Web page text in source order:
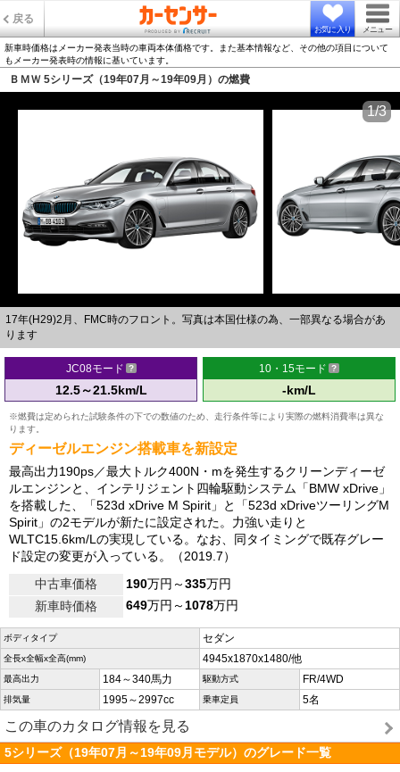
戻る
お気に入り メニュー
新車時価格はメーカー発表当時の車両本体価格です。また基本情報など、その他の項目について
もメーカー発表時の情報に基いています。
ＢＭＷ 5シリーズ（19年07月～19年09月）の燃費
17年(H29)2月、FMC時のフロント。写真は本国仕様の為、一部異なる場合があ
ります
1/3
JC08モード
12.5～21.5km/L
10・15モード
-km/L
※燃費は定められた試験条件の下での数値のため、走行条件等により実際の燃料消費率は異な
ります。
ディーゼルエンジン搭載車を新設定
最高出力190ps／最大トルク400N・mを発生するクリーンディーゼ
ルエンジンと、インテリジェント四輪駆動システム「BMW xDrive」
を搭載した、「523d xDrive M Spirit」と「523d xDriveツーリングM
Spirit」の2モデルが新たに設定された。力強い走りと
WLTC15.6km/Lの実現している。なお、同タイミングで既存グレー
ド設定の変更が入っている。（2019.7）
中古車価格
190万円～335万円
新車時価格
649万円～1078万円
ボディタイプ セダン
全長x全幅x全高(mm) 4945x1870x1480/他
最高出力 184～340馬力 駆動方式 FR/4WD
排気量 1995～2997cc 乗車定員 5名
この車のカタログ情報を見る
5シリーズ（19年07月～19年09月モデル）のグレード一覧